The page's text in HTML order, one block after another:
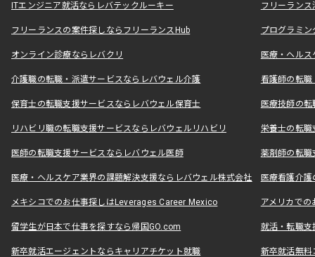
ITエンジニア就活ならレバテックルーキー フリーラン
フリーランスの案件探しならフリーランスHub プログラミ
オンライン診療ならレバクリ 医療・ヘル
介護職の転職・派遣サービスならレバウェル介護 看護師の転
保育士の転職支援サービスならレバウェル保育士 医療技師の
リハビリ職の転職支援サービスならレバウェルリハビリ 栄養士の転
医師の転職支援サービスならレバウェル医師 薬剤師の転
医療・ヘルスケア業界の課題解決支援ならレバウェル株式会社 医療看護介
メキシコでのお仕事探しはLeverages Career Mexico アメリカで
留学生が日本で仕事を探すなら帰国GO.com 就活・転職
新卒就活エージェントならキャリアチケット就職 新卒就活無料